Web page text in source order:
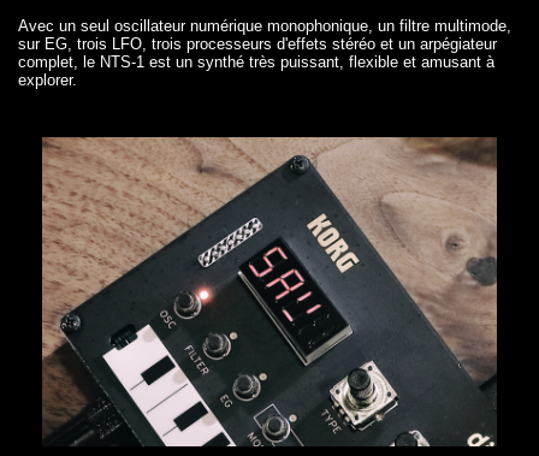
Avec un seul oscillateur numérique monophonique, un filtre multimode,
sur EG, trois LFO, trois processeurs d'effets stéréo et un arpégiateur
complet, le NTS-1 est un synthé très puissant, flexible et amusant à
explorer.